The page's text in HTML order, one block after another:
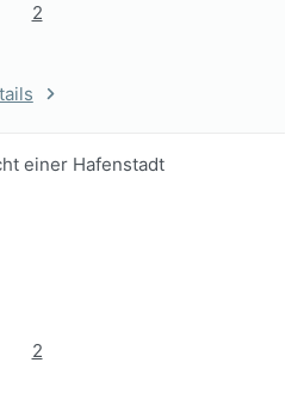
2
einer Hafenstadt
2